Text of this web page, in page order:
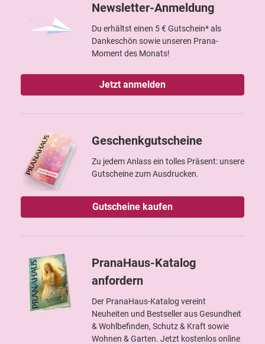
Newsletter-Anmeldung
Du erhältst einen 5 € Gutschein* als
Dankeschön sowie unseren Prana-
Moment des Monats!
Jetzt anmelden
Geschenkgutscheine
Zu jedem Anlass ein tolles Präsent: unsere
Gutscheine zum Ausdrucken.
Gutscheine kaufen
PranaHaus-Katalog
anfordern
Der PranaHaus-Katalog vereint
Neuheiten und Bestseller aus Gesundheit
& Wohlbefinden, Schutz & Kraft sowie
Wohnen & Garten. Jetzt kostenlos online